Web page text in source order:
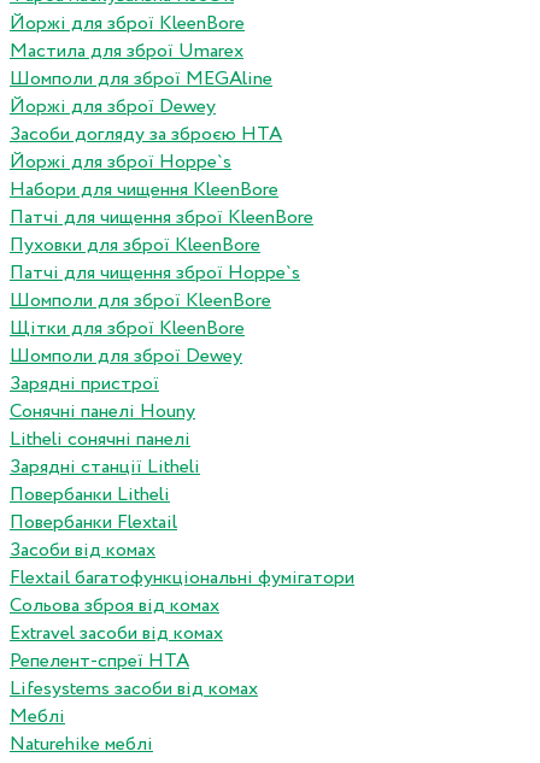
Йоржі для зброї KleenBore
Мастила для зброї Umarex
Шомполи для зброї MEGAline
Йоржі для зброї Dewey
Засоби догляду за зброєю HTA
Йоржі для зброї Hoppe`s
Набори для чищення KleenBore
Патчі для чищення зброї KleenBore
Пуховки для зброї KleenBore
Патчі для чищення зброї Hoppe`s
Шомполи для зброї KleenBore
Щітки для зброї KleenBore
Шомполи для зброї Dewey
Зарядні пристрої
Сонячні панелі Houny
Litheli сонячні панелі
Зарядні станції Litheli
Повербанки Litheli
Повербанки Flextail
Засоби від комах
Flextail багатофункціональні фумігатори
Сольова зброя від комах
Extravel засоби від комах
Репелент-спреї HTA
Lifesystems засоби від комах
Меблі
Naturehike меблі